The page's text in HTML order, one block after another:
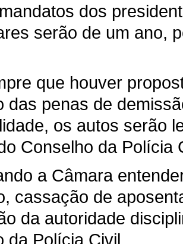
dos
serão de um ano,
que houver
das penas de
os autos serão
Conselho da Polícia
a Câmara
cassação de
da autoridade
da Polícia Civil.